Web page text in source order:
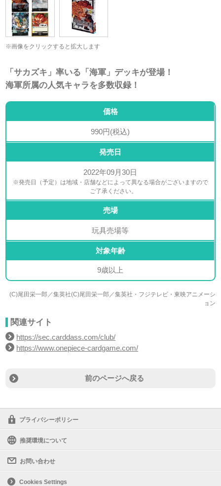
※画像をクリックすると拡大します
「サカズキ」率いる「海軍」デッキが登場！
海軍所属の人気キャラを多数収録！
価格
990円(税込)
発売日
2022年09月30日
※発売日（予定）は地域・店舗などによって異なる場合がございますので
ご了承ください。
売場
玩具売場等
対象年齢
9歳以上
(C)尾田栄一郎／集英社(C)尾田栄一郎／集英社・フジテレビ・東映アニメーシ
ョン
関連サイト
https://sec.carddass.com/club/
https://www.onepiece-cardgame.com/
前のページへ戻る
プライバシーポリシー
推奨環境について
お問い合わせ
Cookies Settings